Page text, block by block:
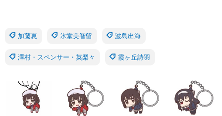
加藤恵 氷堂美智留 波島出海
澤村・スペンサー・英梨々 霞ヶ丘詩羽